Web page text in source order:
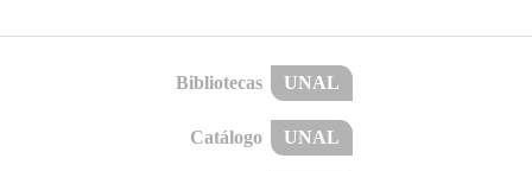
Bibliotecas UNAL
Catálogo UNAL